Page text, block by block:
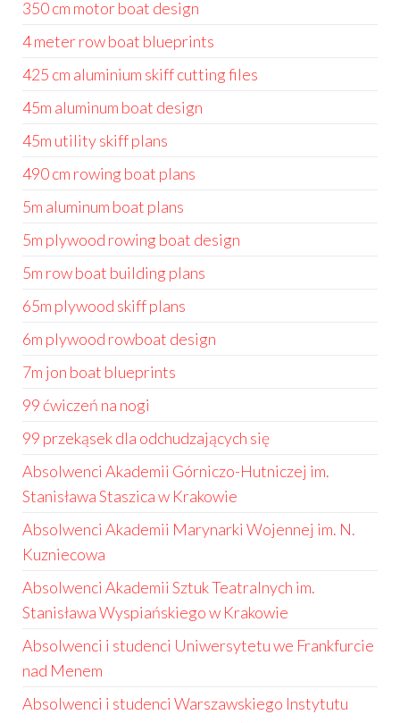
350 cm motor boat design
4 meter row boat blueprints
425 cm aluminium skiff cutting files
45m aluminum boat design
45m utility skiff plans
490 cm rowing boat plans
5m aluminum boat plans
5m plywood rowing boat design
5m row boat building plans
65m plywood skiff plans
6m plywood rowboat design
7m jon boat blueprints
99 ćwiczeń na nogi
99 przekąsek dla odchudzających się
Absolwenci Akademii Górniczo-Hutniczej im.
Stanisława Staszica w Krakowie
Absolwenci Akademii Marynarki Wojennej im. N.
Kuzniecowa
Absolwenci Akademii Sztuk Teatralnych im.
Stanisława Wyspiańskiego w Krakowie
Absolwenci i studenci Uniwersytetu we Frankfurcie
nad Menem
Absolwenci i studenci Warszawskiego Instytutu